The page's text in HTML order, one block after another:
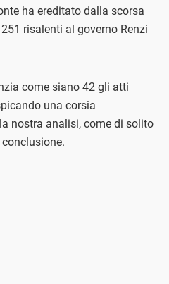
ha ereditato dalla scorsa
risalenti al governo Renzi
come siano 42 gli atti
una corsia
nostra analisi, come di solito